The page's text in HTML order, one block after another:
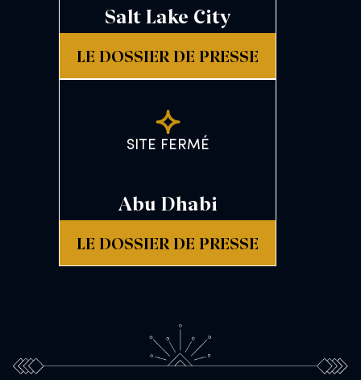
Salt Lake City
LE DOSSIER DE PRESSE
SITE FERMÉ
Abu Dhabi
LE DOSSIER DE PRESSE